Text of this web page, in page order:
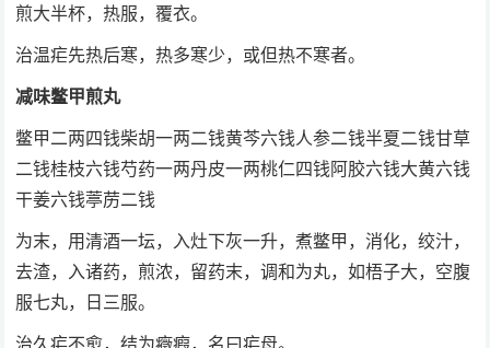
煎大半杯，热服，覆衣。
治温疟先热后寒，热多寒少，或但热不寒者。
减味鳖甲煎丸
鳖甲二两四钱柴胡一两二钱黄芩六钱人参二钱半夏二钱甘草
二钱桂枝六钱芍药一两丹皮一两桃仁四钱阿胶六钱大黄六钱
干姜六钱葶苈二钱
为末，用清酒一坛，入灶下灰一升，煮鳖甲，消化，绞汁，
去渣，入诸药，煎浓，留药末，调和为丸，如梧子大，空腹
服七丸，日三服。